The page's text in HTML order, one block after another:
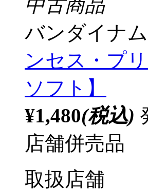
中古商品
バンダイナ
ンセス・プ
ソフト】
¥1,480(税込)
店舗併売品
取扱店舗